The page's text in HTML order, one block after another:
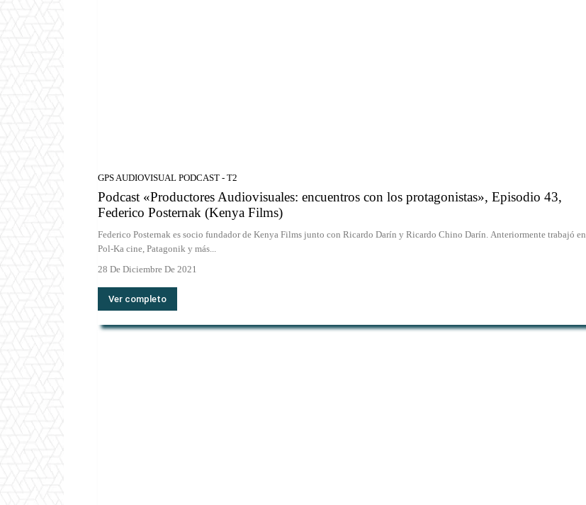
GPS AUDIOVISUAL PODCAST - T2
Podcast «Productores Audiovisuales: encuentros con los protagonistas», Episodio 43,
Federico Posternak (Kenya Films)
Federico Posternak es socio fundador de Kenya Films junto con Ricardo Darín y Ricardo Chino Darín. Anteriormente trabajó en
Pol-Ka cine, Patagonik y más...
28 De Diciembre De 2021
Ver completo